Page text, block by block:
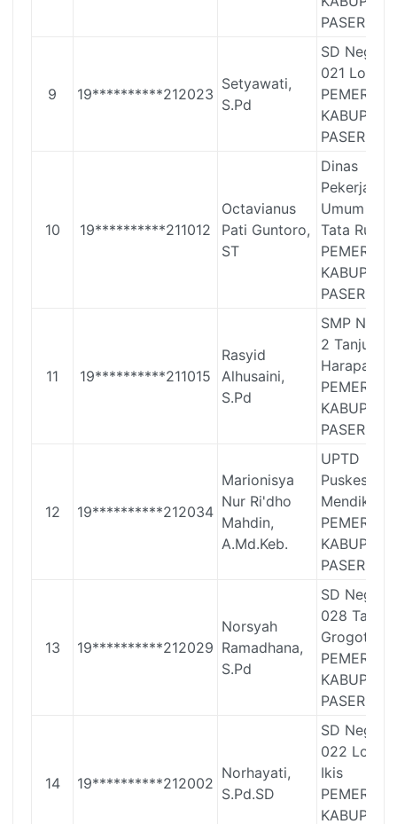
PASER
9 19**********212023
Setyawati,
S.Pd
SD Negeri
021 Long
PASER
10 19**********211012
Octavianus
Pati Guntoro,
ST
Dinas
Pekerjaan
Umum dan
Tata Ruang
PASER
11 19**********211015
Rasyid
Alhusaini,
S.Pd
SMP
2 Tanjung
Harapan
PASER
12 19**********212034
Marionisya
Nur Ri'dho
Mahdin,
A.Md.Keb.
UPTD
Puskesmas
Mendik
PASER
13 19**********212029
Norsyah
Ramadhana,
S.Pd
SD Negeri
028 Tanah
Grogot
PASER
14 19**********212002
Norhayati,
S.Pd.SD
SD Negeri
022 Long
Ikis